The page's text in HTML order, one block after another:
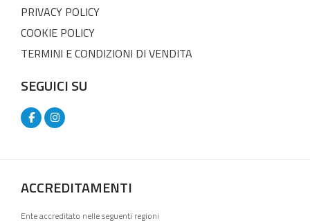
PRIVACY POLICY
COOKIE POLICY
TERMINI E CONDIZIONI DI VENDITA
SEGUICI SU
ACCREDITAMENTI
Ente accreditato nelle seguenti regioni